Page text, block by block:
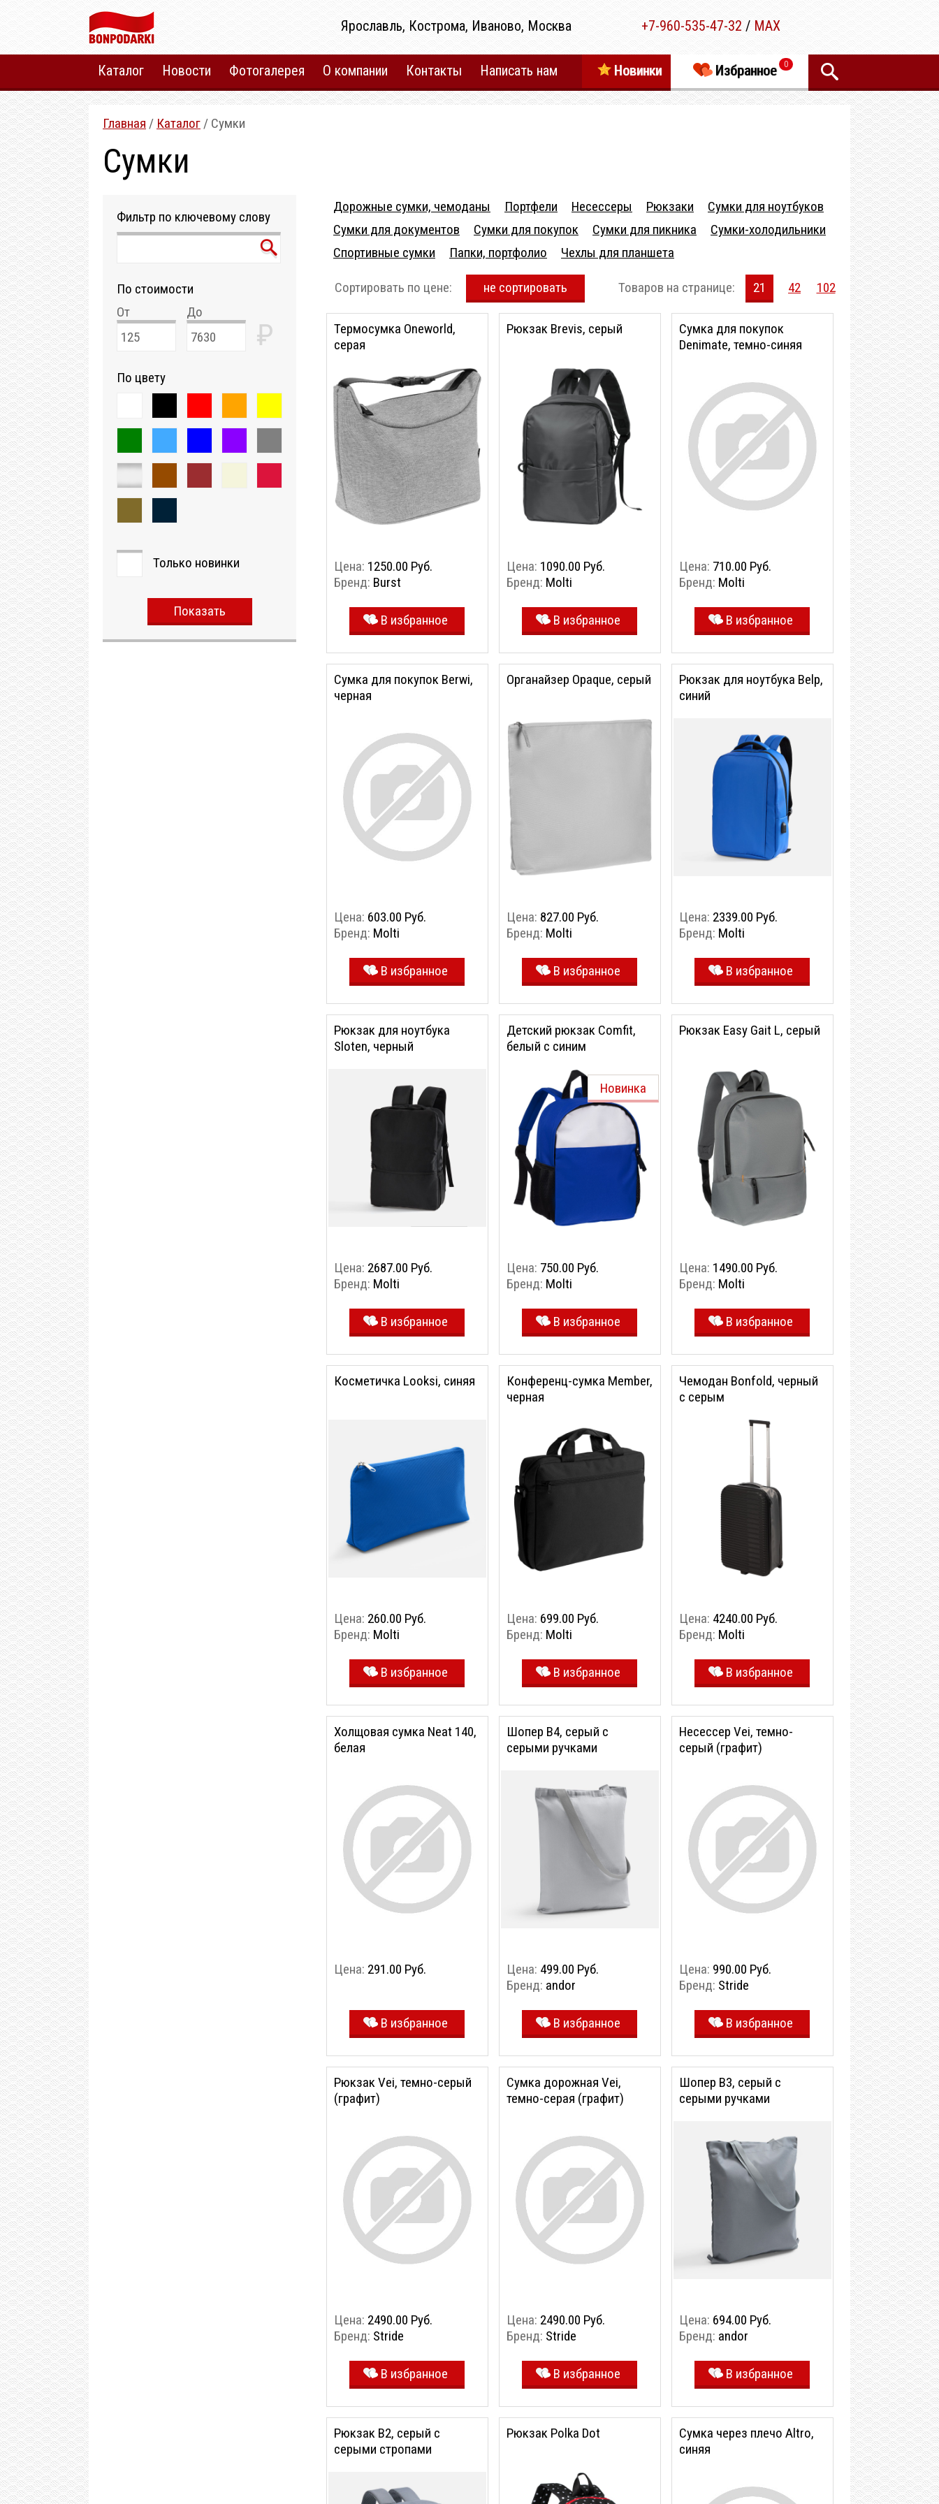
+7-960-535-47-32 / MAX
Ярославль, Кострома, Иваново, Москва
Каталог Новости Фотогалерея О компании Контакты Написать нам 0
Избранное
Новинки
Главная / Каталог / Сумки
Сумки
Фильтр по ключевому слову
По стоимости
От
До
₽
По цвету
Только новинки
Показать
Дорожные сумки, чемоданы Портфели Несессеры Рюкзаки
Сумки для ноутбуков
Сумки для документов
Сумки для покупок Сумки для пикника
Сумки-холодильники
Спортивные сумки
Папки, портфолио Чехлы для планшета
102
42
21
Товаров на странице:
не сортировать
Сортировать по цене:
Цена: 1250.00 Руб.
Бренд: Burst
В избранное
Термосумка Oneworld,
серая
Цена: 1090.00 Руб.
Бренд: Molti
В избранное
Рюкзак Brevis, серый
Цена: 710.00 Руб.
Бренд: Molti
В избранное
Сумка для покупок
Denimate, темно-синяя
Цена: 603.00 Руб.
Бренд: Molti
В избранное
Сумка для покупок Berwi,
черная
Цена: 827.00 Руб.
Бренд: Molti
В избранное
Органайзер Opaque, серый
Цена: 2339.00 Руб.
Бренд: Molti
В избранное
Рюкзак для ноутбука Belp,
синий
Цена: 2687.00 Руб.
Бренд: Molti
В избранное
Рюкзак для ноутбука
Sloten, черный
Новинка
Цена: 750.00 Руб.
Бренд: Molti
В избранное
Детский рюкзак Comfit,
белый с синим
Цена: 1490.00 Руб.
Бренд: Molti
В избранное
Рюкзак Easy Gait L, серый
Цена: 260.00 Руб.
Бренд: Molti
В избранное
Косметичка Looksi, синяя
Цена: 699.00 Руб.
Бренд: Molti
В избранное
Конференц-сумка Member,
черная
Цена: 4240.00 Руб.
Бренд: Molti
В избранное
Чемодан Bonfold, черный
с серым
Цена: 291.00 Руб.
В избранное
Холщовая сумка Neat 140,
белая
Цена: 499.00 Руб.
Бренд: andor
В избранное
Шопер B4, серый с
серыми ручками
Цена: 990.00 Руб.
Бренд: Stride
В избранное
Несессер Vei, темно-
серый (графит)
Цена: 2490.00 Руб.
Бренд: Stride
В избранное
Рюкзак Vei, темно-серый
(графит)
Цена: 2490.00 Руб.
Бренд: Stride
В избранное
Сумка дорожная Vei,
темно-серая (графит)
Цена: 694.00 Руб.
Бренд: andor
В избранное
Шопер B3, серый с
серыми ручками
Рюкзак B2, серый с
серыми стропами
Рюкзак Polka Dot
Сумка через плечо Altro,
синяя